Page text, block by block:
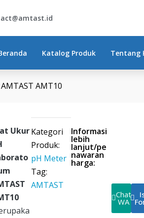
Katalog Produk Tentang
AMT10
UkurKategori
Produk:
pH Meter
Tag:
AMTAST
Informasi
lebih
lanjut/pe
nawaran
harga:
Chat
WA